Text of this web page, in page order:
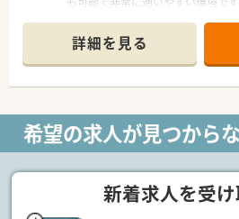
ており、専門性を高めることができ
■薬剤師は4名在籍しており、複数
して業務に取り組むことができま
■正社員としての雇用形態で募集
は500万円から650万円となります。
■昇給は年に1回あり、賞与も年に
り、安心して長く働くことができる
詳細を見る
希望の求人が見つから
新着求人を受け